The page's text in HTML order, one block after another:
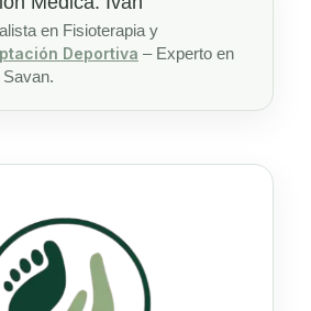
en Fisioterapia y
Deportiva – Experto en